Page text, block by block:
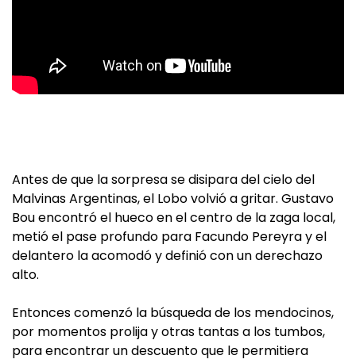
Antes de que la sorpresa se disipara del cielo del
Malvinas Argentinas, el Lobo volvió a gritar. Gustavo
Bou encontró el hueco en el centro de la zaga local,
metió el pase profundo para Facundo Pereyra y el
delantero la acomodó y definió con un derechazo
alto.
Entonces comenzó la búsqueda de los mendocinos,
por momentos prolija y otras tantas a los tumbos,
para encontrar un descuento que le permitiera